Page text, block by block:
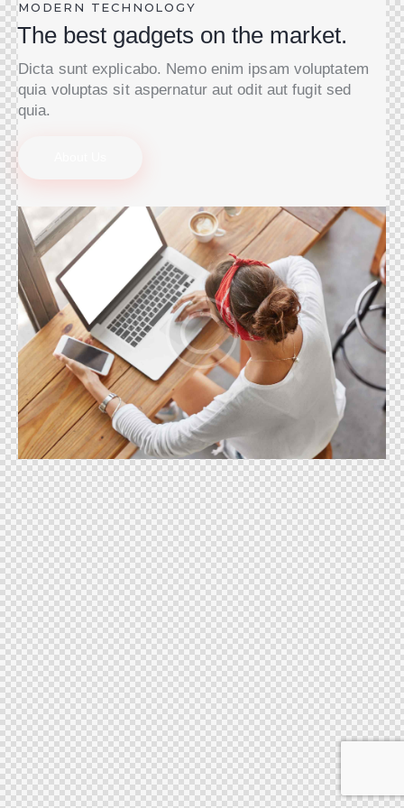
MODERN TECHNOLOGY
The best gadgets on the market.
Dicta sunt explicabo. Nemo enim ipsam voluptatem
quia voluptas sit aspernatur aut odit aut fugit sed
quia.